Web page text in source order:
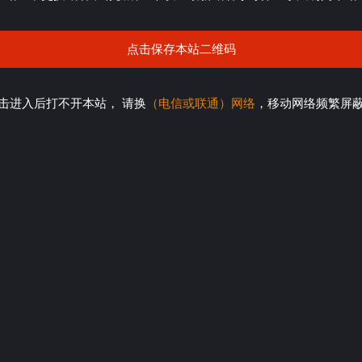
点击保存本站二维码
进入后打不开本站， 请换 （电信或联通）网络 ，移动网络频繁屏